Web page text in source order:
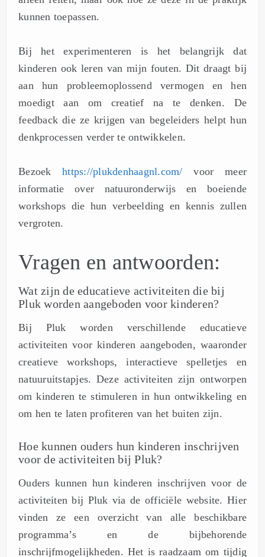
kunnen toepassen.
Bij het experimenteren is het belangrijk dat
kinderen ook leren van mijn fouten. Dit draagt bij
aan hun probleemoplossend vermogen en hen
moedigt aan om creatief na te denken. De
feedback die ze krijgen van begeleiders helpt hun
denkprocessen verder te ontwikkelen.
Bezoekhttps://plukdenhaagnl.com/ voor meer
informatie over natuuronderwijs en boeiende
workshops die hun verbeelding en kennis zullen
vergroten.
Vragen en antwoorden:
Wat zijn de educatieve activiteiten die bij
Pluk worden aangeboden voor kinderen?
Bij Pluk worden verschillende educatieve
activiteiten voor kinderen aangeboden, waaronder
creatieve workshops, interactieve spelletjes en
natuuruitstapjes. Deze activiteiten zijn ontworpen
om kinderen te stimuleren in hun ontwikkeling en
om hen te laten profiteren van het buiten zijn.
Hoe kunnen ouders hun kinderen inschrijven
voor de activiteiten bij Pluk?
Ouders kunnen hun kinderen inschrijven voor de
activiteiten bij Pluk via de officiële website. Hier
vinden ze een overzicht van alle beschikbare
programma’s en de bijbehorende
inschrijfmogelijkheden. Het is raadzaam om tijdig